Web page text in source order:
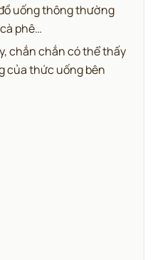
uống thông thường
phê…
chắn chắn có thể thấy
của thức uống bên